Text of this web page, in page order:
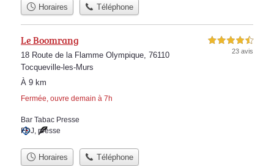
Horaires Téléphone
Le Boomrang
18 Route de la Flamme Olympique, 76110
Tocqueville-les-Murs
À 9 km
Fermée, ouvre demain à 7h
4,5 étoiles sur 5
23 avis
Bar Tabac Presse
FDJ, presse
Horaires Téléphone